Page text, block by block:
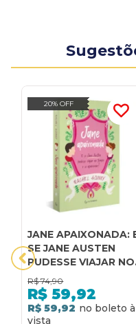
20% OFF
JANE APAIXONADA:
SE JANE AUSTEN
PUDESSE VIAJAR NO
TEMPO E SE
APAIXONAR?
R$ 74,90
R$ 59,92
R$ 59,92